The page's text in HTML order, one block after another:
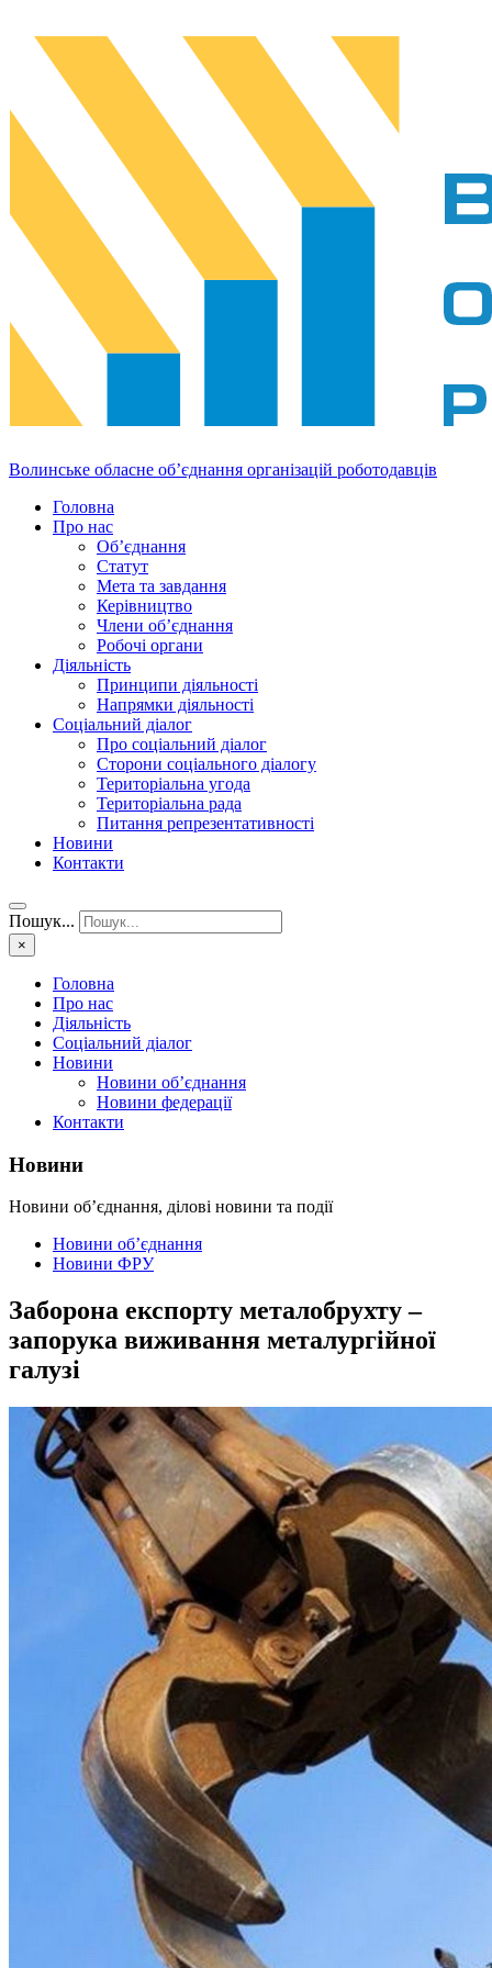
Волинське обласне об’єднання організацій роботодавців
Головна
Про нас
Об’єднання
Статут
Мета та завдання
Керівництво
Члени об’єднання
Робочі органи
Діяльність
Принципи діяльності
Напрямки діяльності
Соціальний діалог
Про соціальний діалог
Сторони соціального діалогу
Територіальна угода
Територіальна рада
Питання репрезентативності
Новини
Контакти
Пошук...
×
Головна
Про нас
Діяльність
Соціальний діалог
Новини
Новини об’єднання
Новини федерації
Контакти
Новини
Новини об’єднання, ділові новини та події
Новини об’єднання
Новини ФРУ
Заборона експорту металобрухту –
запорука виживання металургійної
галузі